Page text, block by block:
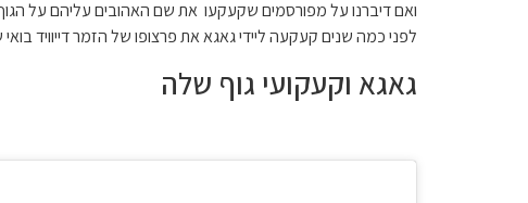
ואם דיברנו על מפורסמים שקעקעו את שם האהובים עליהם על
לפני כמה שנים קעקעה ליידי גאגא את פרצופו של הזמר דייוויד
גאגא וקעקועי גוף שלה